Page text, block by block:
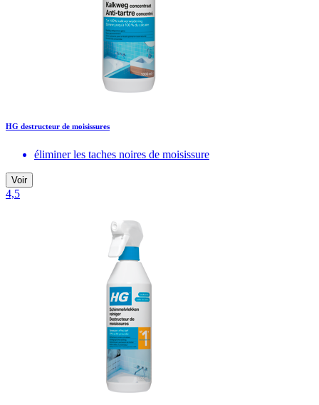
HG destructeur de moisissures
éliminer les taches noires de moisissure
Voir
4,5